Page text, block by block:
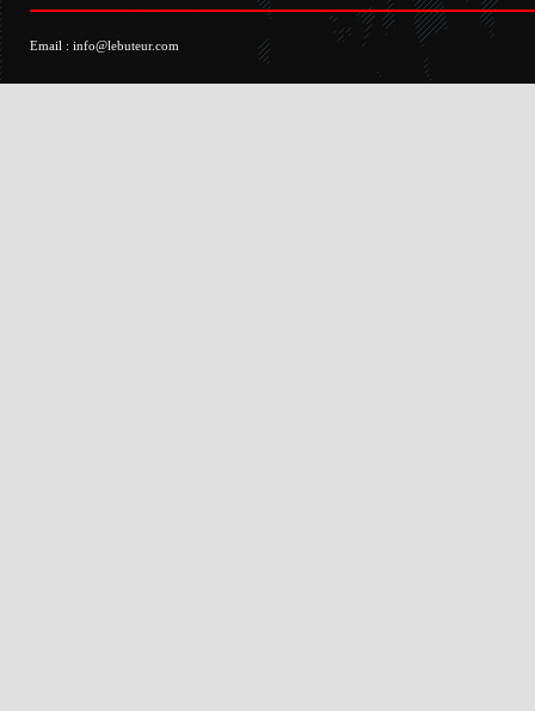
Email : info@lebuteur.com